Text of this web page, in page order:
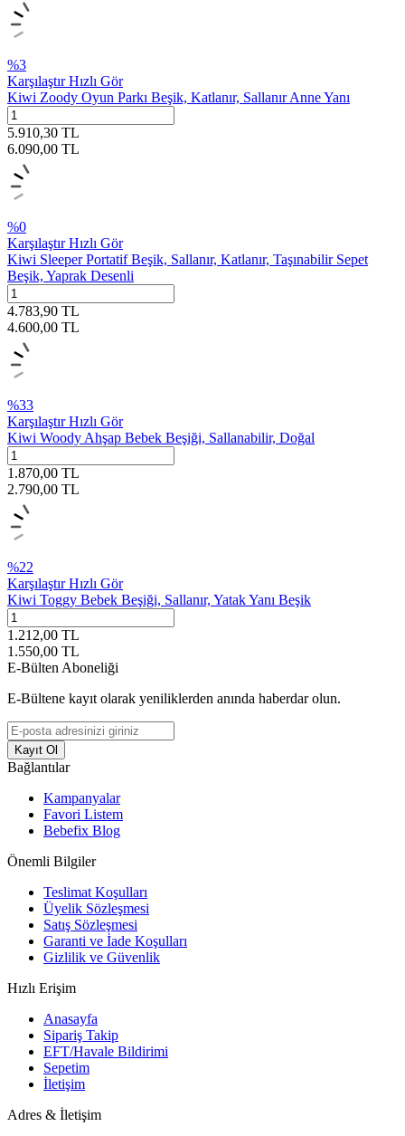
%3
Karşılaştır Hızlı Gör
Kiwi Zoody Oyun Parkı Beşik, Katlanır, Sallanır Anne Yanı
5.910,30 TL
6.090,00 TL
%0
Karşılaştır Hızlı Gör
Kiwi Sleeper Portatif Beşik, Sallanır, Katlanır, Taşınabilir Sepet
Beşik, Yaprak Desenli
4.783,90 TL
4.600,00 TL
%33
Karşılaştır Hızlı Gör
Kiwi Woody Ahşap Bebek Beşiği, Sallanabilir, Doğal
1.870,00 TL
2.790,00 TL
%22
Karşılaştır Hızlı Gör
Kiwi Toggy Bebek Beşiği, Sallanır, Yatak Yanı Beşik
1.212,00 TL
1.550,00 TL
E-Bülten Aboneliği
E-Bültene kayıt olarak yeniliklerden anında haberdar olun.
Kayıt Ol
Bağlantılar
Kampanyalar
Favori Listem
Bebefix Blog
Önemli Bilgiler
Teslimat Koşulları
Üyelik Sözleşmesi
Satış Sözleşmesi
Garanti ve İade Koşulları
Gizlilik ve Güvenlik
Hızlı Erişim
Anasayfa
Sipariş Takip
EFT/Havale Bildirimi
Sepetim
İletişim
Adres & İletişim